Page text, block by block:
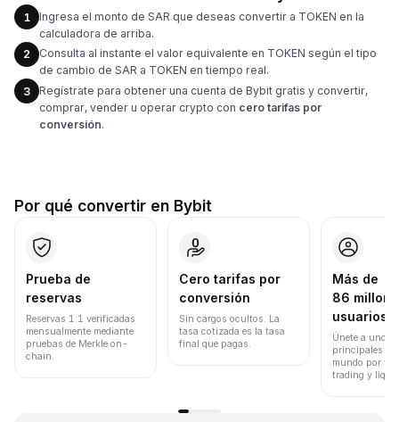
1
Ingresa el monto de SAR que deseas convertir a TOKEN en la
calculadora de arriba.
2
Consulta al instante el valor equivalente en TOKEN según el tipo
de cambio de SAR a TOKEN en tiempo real.
3
Regístrate para obtener una cuenta de Bybit gratis y convertir,
comprar, vender u operar crypto con cero tarifas por
conversión.
Por qué convertir en Bybit
Prueba de
reservas
Reservas 1:1 verificadas
mensualmente mediante
pruebas de Merkle on-
chain.
Cero tarifas por
conversión
Sin cargos ocultos. La
tasa cotizada es la tasa
final que pagas.
Más de
86
usuarios
Únete a uno
principales
mundo por
trading y